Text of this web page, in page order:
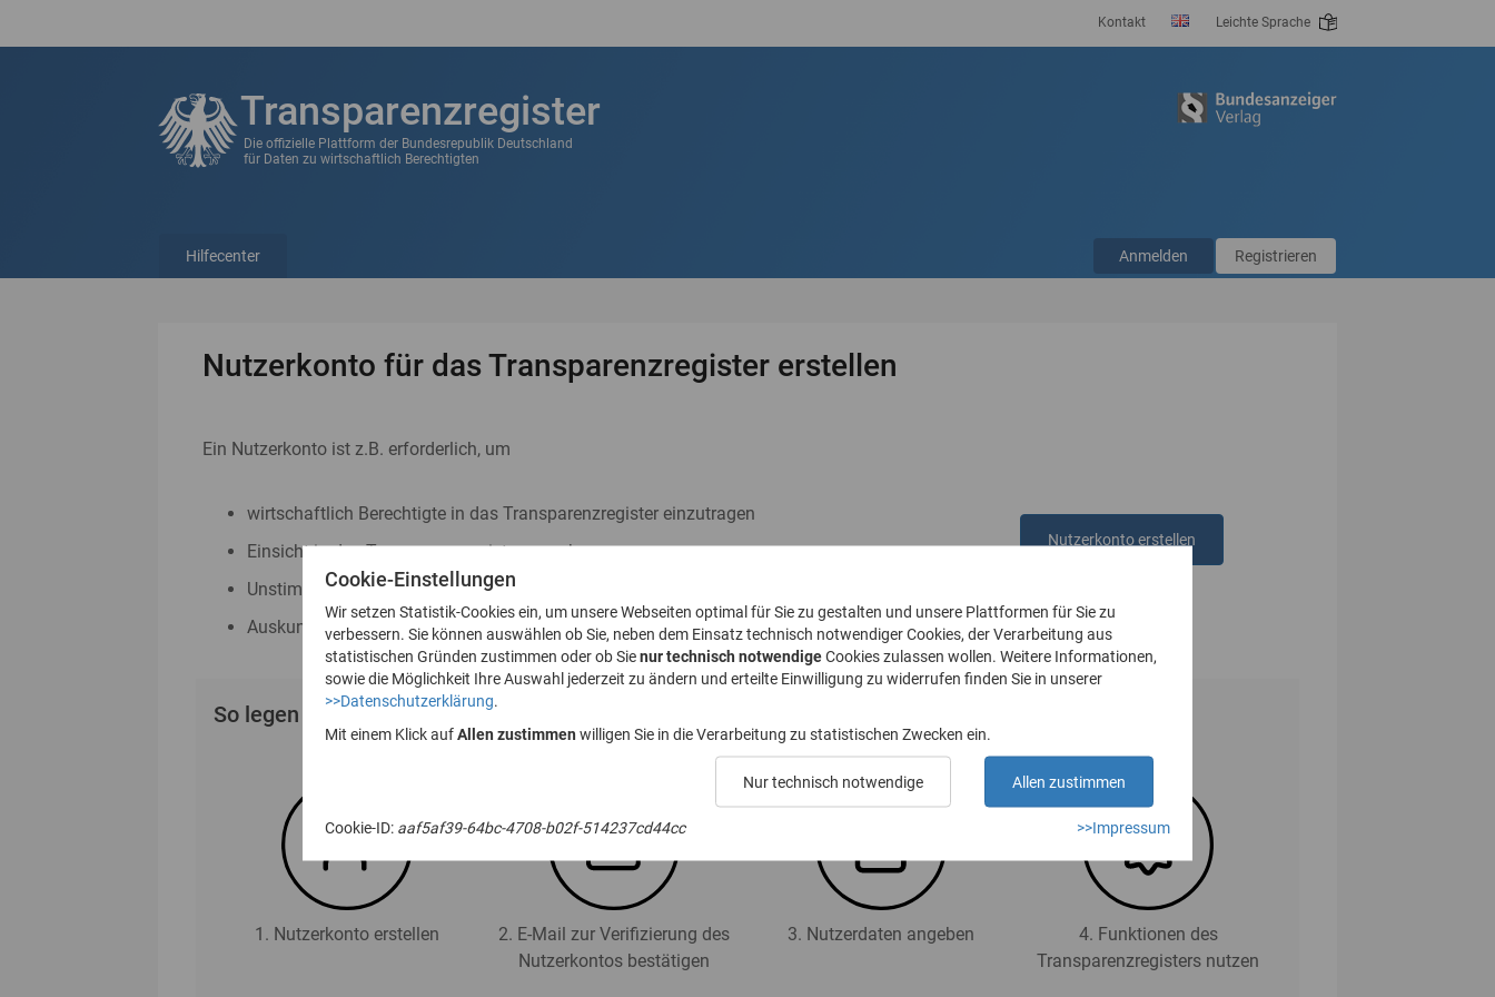
Kontakt Leichte Sprache
Transparenzregister
Die offizielle Plattform der Bundesrepublik Deutschland
für Daten zu wirtschaftlich Berechtigten
Anmelden Registrieren
Hilfecenter
Nutzerkonto für das Transparenzregister erstellen
Ein Nutzerkonto ist z.B. erforderlich, um
wirtschaftlich Berechtigte in das Transparenzregister einzutragen
Einsicht in das Transparenzregister zu nehmen
Unstimmigkeitsmeldungen nach § 23a GwG abzugeben
Auskunftsanträge nach § 23 Abs. 8 GwG zu stellen
Nutzerkonto erstellen
oderanmelden
So legen Sie Ihr Nutzerkonto für das Transparenzregister an (Registrierung):
1. Nutzerkonto erstellen
2. E-Mail zur Verifizierung des
Nutzerkontos bestätigen
3. Nutzerdaten angeben
4. Funktionen des
Transparenzregisters nutzen
Cookie-Einstellungen
Wir setzen Statistik-Cookies ein, um unsere Webseiten optimal für Sie zu gestalten und unsere Plattformen für Sie zu
verbessern. Sie können auswählen ob Sie, neben dem Einsatz technisch notwendiger Cookies, der Verarbeitung aus
statistischen Gründen zustimmen oder ob Sienur technisch notwendigeCookies zulassen wollen. Weitere Informationen,
sowie die Möglichkeit Ihre Auswahl jederzeit zu ändern und erteilte Einwilligung zu widerrufen finden Sie in unserer
>>Datenschutzerklärung
Mit einem Klick auf Allen zustimmen willigen Sie in die Verarbeitung zu statistischen Zwecken ein.
Nur technisch notwendige Allen zustimmen
Cookie-ID: aaf5af39-64bc-4708-b02f-514237cd44cc >>Impressum